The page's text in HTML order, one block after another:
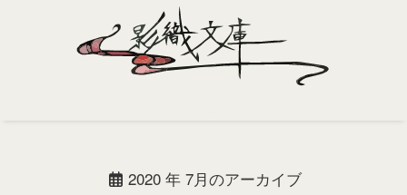
Profile
2020 年 7月のアーカイブ